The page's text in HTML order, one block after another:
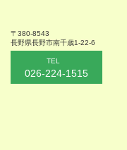
〒380-8543
長野県長野市南千歳1-22-6
TEL
026-224-1515